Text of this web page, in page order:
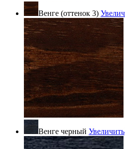
Венге (оттенок 3)
Венге черный Увеличить